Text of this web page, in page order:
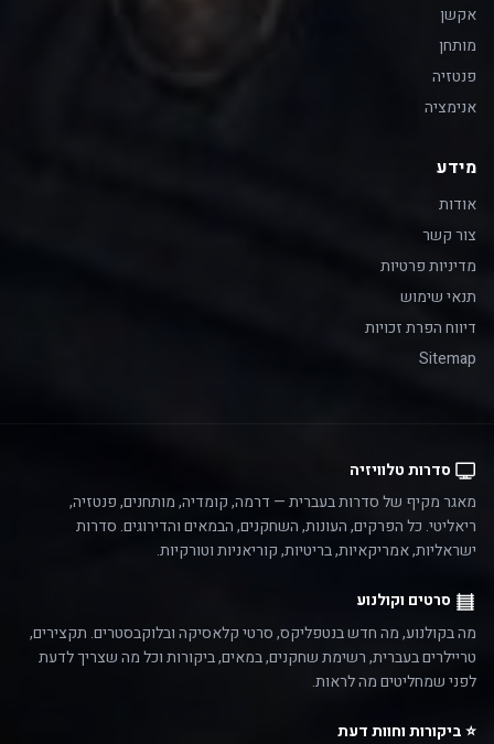
אקשן
מותחן
פנטזיה
אנימציה
מידע
אודות
צור קשר
מדיניות פרטיות
תנאי שימוש
דיווח הפרת זכויות
Sitemap
סדרות טלוויזיה
מאגר מקיף של סדרות בעברית — דרמה, קומדיה, מותחנים, פנטזיה,
ריאליטי. כל הפרקים, העונות, השחקנים, הבמאים והדירוגים. סדרות
ישראליות, אמריקאיות, בריטיות, קוריאניות וטורקיות.
סרטים וקולנוע
מה בקולנוע, מה חדש בנטפליקס, סרטי קלאסיקה ובלוקבסטרים. תקצירים,
טריילרים בעברית, רשימת שחקנים, במאים, ביקורות וכל מה שצריך לדעת
לפני שמחליטים מה לראות.
⭐ ביקורות וחוות דעת